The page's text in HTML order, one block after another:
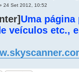
24 Set 2012, 10:52
Uma
veículos etc.,